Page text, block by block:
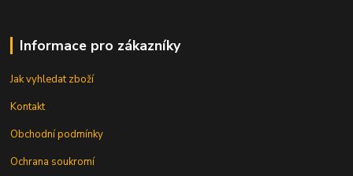
Informace pro zákazníky
Jak vyhledat zboží
Kontakt
Obchodní podmínky
Ochrana soukromí